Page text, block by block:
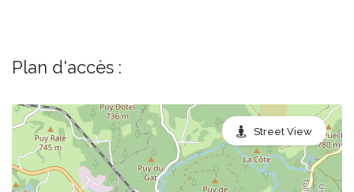
Plan d'accès :
Street View